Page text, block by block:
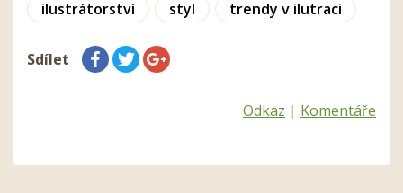
ilustrátorství
styl trendy v ilutraci
Sdílet
Odkaz | Komentáře